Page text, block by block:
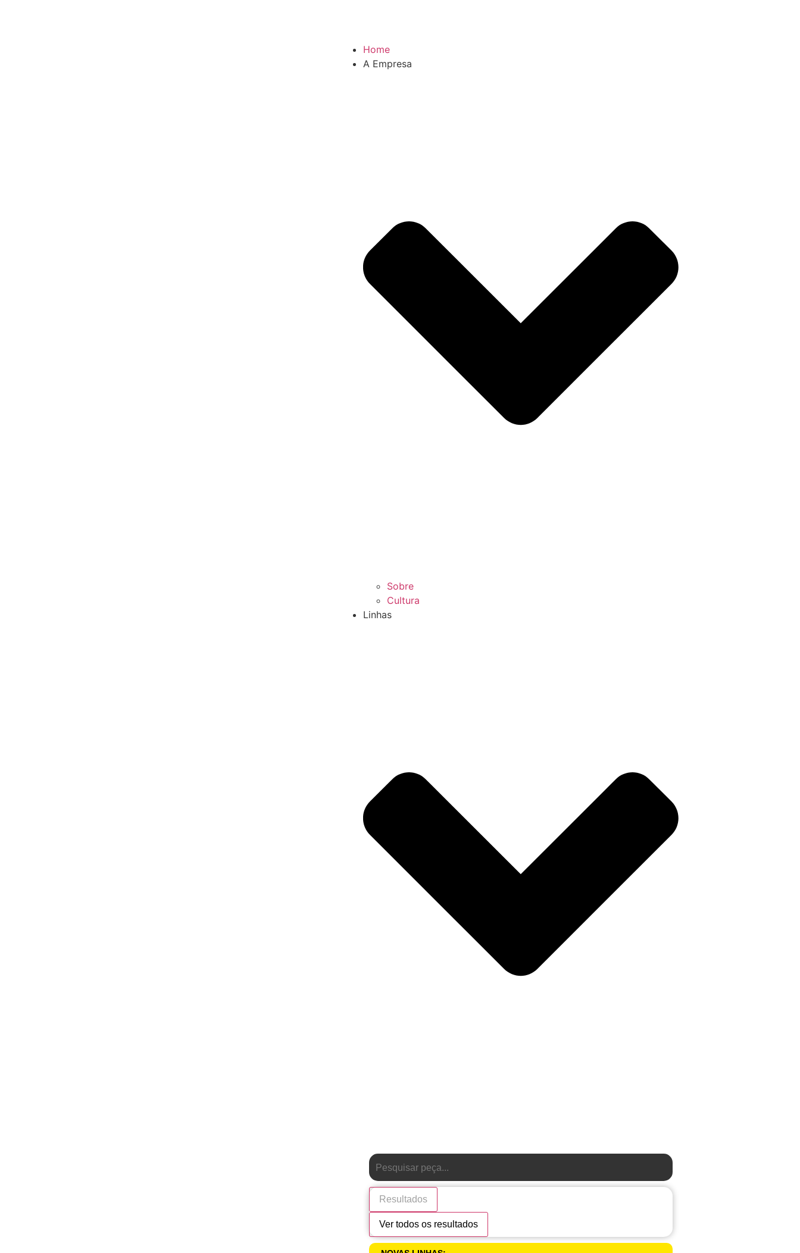
Home
A Empresa
Sobre
Cultura
Linhas
Resultados
Ver todos os resultados